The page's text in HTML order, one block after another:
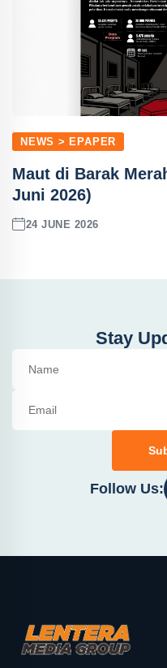
NEWS > EPAPER
Maut di Barak
Juni 2026)
24 JUNE 2026
Stay
Follow Us: